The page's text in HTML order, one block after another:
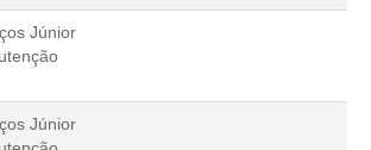
Júnior
Júnior